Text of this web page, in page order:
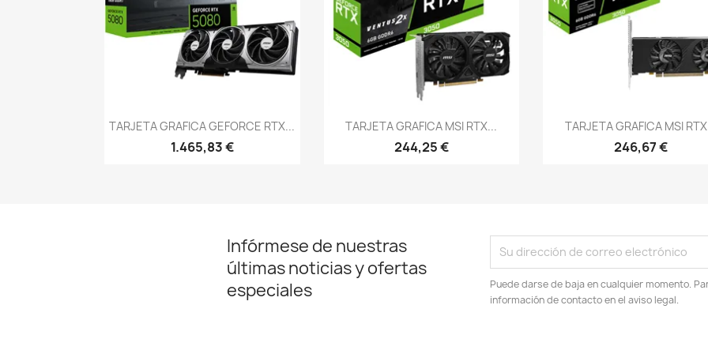
Vista rápida
TARJETA GRAFICA GEFORCE RTX...
1.465,83 €
Vista rápida
TARJETA GRAFICA MSI RTX...
244,25 €
Vista rápida
TARJETA GRAFICA MSI
246,67 €
Infórmese de nuestras
últimas noticias y ofertas
especiales
Puede darse de baja en cualquier momento.
información de contacto en el aviso legal.